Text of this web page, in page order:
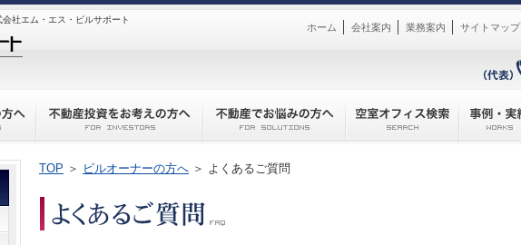
社エム・エス・ビルサポート
ホーム 会社案内 業務案内 サイトマップ
TOP ＞ ビルオーナーの方へ ＞ よくあるご質問